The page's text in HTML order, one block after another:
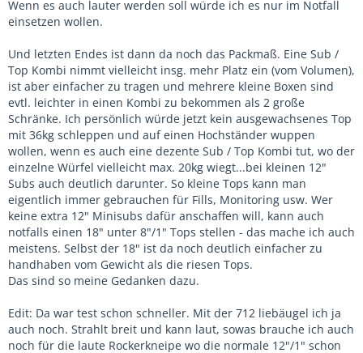
Wenn es auch lauter werden soll würde ich es nur im Notfall
einsetzen wollen.
Und letzten Endes ist dann da noch das Packmaß. Eine Sub /
Top Kombi nimmt vielleicht insg. mehr Platz ein (vom Volumen),
ist aber einfacher zu tragen und mehrere kleine Boxen sind
evtl. leichter in einen Kombi zu bekommen als 2 große
Schränke. Ich persönlich würde jetzt kein ausgewachsenes Top
mit 36kg schleppen und auf einen Hochständer wuppen
wollen, wenn es auch eine dezente Sub / Top Kombi tut, wo der
einzelne Würfel vielleicht max. 20kg wiegt...bei kleinen 12"
Subs auch deutlich darunter. So kleine Tops kann man
eigentlich immer gebrauchen für Fills, Monitoring usw. Wer
keine extra 12" Minisubs dafür anschaffen will, kann auch
notfalls einen 18" unter 8"/1" Tops stellen - das mache ich auch
meistens. Selbst der 18" ist da noch deutlich einfacher zu
handhaben vom Gewicht als die riesen Tops.
Das sind so meine Gedanken dazu.
Edit: Da war test schon schneller. Mit der 712 liebäugel ich ja
auch noch. Strahlt breit und kann laut, sowas brauche ich auch
noch für die laute Rockerkneipe wo die normale 12"/1" schon